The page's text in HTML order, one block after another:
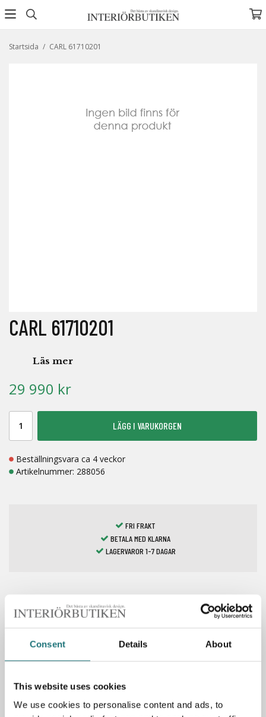
Consent Details About
This website uses cookies
We use cookies to personalise content and ads, to
Startsida / CARL 61710201
CARL 61710201
Läs mer
29 990 kr
LÄGG I VARUKORGEN
Beställningsvara ca 4 veckor
Artikelnummer: 288056
FRI FRAKT
BETALA MED KLARNA
LAGERVAROR 1-7 DAGAR
Spara som favorit